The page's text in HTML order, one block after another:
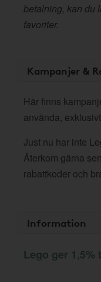
betalning, kan du
favoriter.
Kampanjer &
Här finns
använda,
Just nu har inte
Återkom gärna
rabattkoder och
Information
Lego ger 1,5%